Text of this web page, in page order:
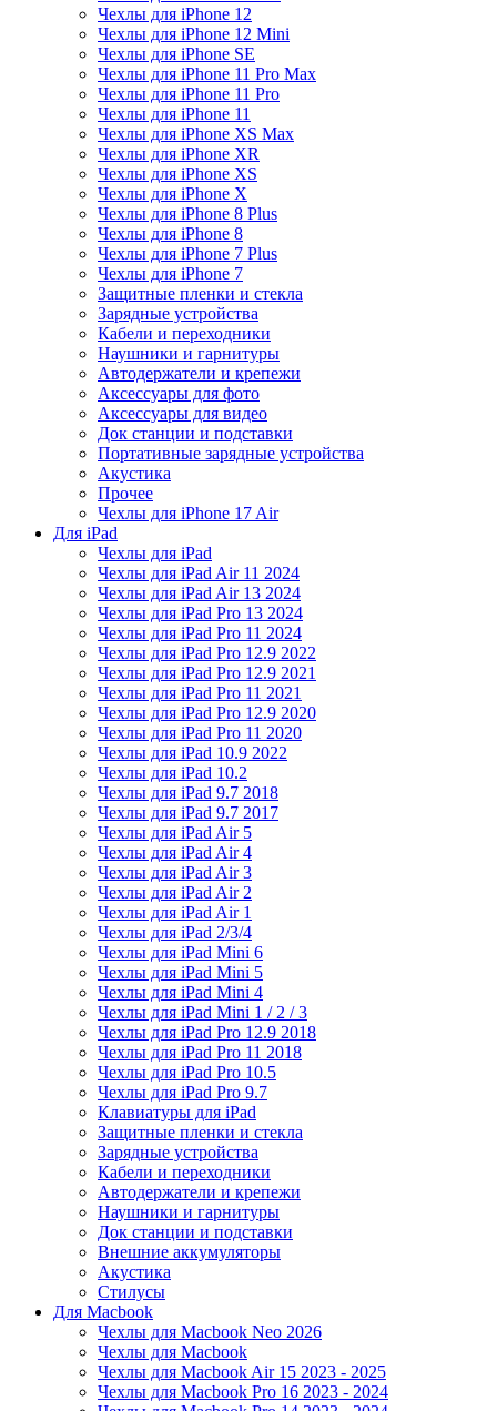
Чехлы для iPhone 12
Чехлы для iPhone 12 Mini
Чехлы для iPhone SE
Чехлы для iPhone 11 Pro Max
Чехлы для iPhone 11 Pro
Чехлы для iPhone 11
Чехлы для iPhone XS Max
Чехлы для iPhone XR
Чехлы для iPhone XS
Чехлы для iPhone X
Чехлы для iPhone 8 Plus
Чехлы для iPhone 8
Чехлы для iPhone 7 Plus
Чехлы для iPhone 7
Защитные пленки и стекла
Зарядные устройства
Кабели и переходники
Наушники и гарнитуры
Автодержатели и крепежи
Аксессуары для фото
Аксессуары для видео
Док станции и подставки
Портативные зарядные устройства
Акустика
Прочее
Чехлы для iPhone 17 Air
Для iPad
Чехлы для iPad
Чехлы для iPad Air 11 2024
Чехлы для iPad Air 13 2024
Чехлы для iPad Pro 13 2024
Чехлы для iPad Pro 11 2024
Чехлы для iPad Pro 12.9 2022
Чехлы для iPad Pro 12.9 2021
Чехлы для iPad Pro 11 2021
Чехлы для iPad Pro 12.9 2020
Чехлы для iPad Pro 11 2020
Чехлы для iPad 10.9 2022
Чехлы для iPad 10.2
Чехлы для iPad 9.7 2018
Чехлы для iPad 9.7 2017
Чехлы для iPad Air 5
Чехлы для iPad Air 4
Чехлы для iPad Air 3
Чехлы для iPad Air 2
Чехлы для iPad Air 1
Чехлы для iPad 2/3/4
Чехлы для iPad Mini 6
Чехлы для iPad Mini 5
Чехлы для iPad Mini 4
Чехлы для iPad Mini 1 / 2 / 3
Чехлы для iPad Pro 12.9 2018
Чехлы для iPad Pro 11 2018
Чехлы для iPad Pro 10.5
Чехлы для iPad Pro 9.7
Клавиатуры для iPad
Защитные пленки и стекла
Зарядные устройства
Кабели и переходники
Автодержатели и крепежи
Наушники и гарнитуры
Док станции и подставки
Внешние аккумуляторы
Акустика
Стилусы
Для Macbook
Чехлы для Macbook Neo 2026
Чехлы для Macbook
Чехлы для Macbook Air 15 2023 - 2025
Чехлы для Macbook Pro 16 2023 - 2024